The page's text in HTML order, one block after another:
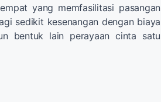
yang memfasilitasi pasangan
sedikit kesenangan dengan biaya
bentuk lain perayaan cinta satu